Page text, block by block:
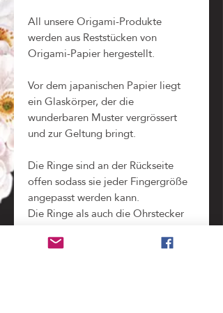
All unsere Origami-Produkte
werden aus Reststücken von
Origami-Papier hergestellt.
Vor dem japanischen Papier liegt
ein Glaskörper, der die
wunderbaren Muster vergrössert
und zur Geltung bringt.
Die Ringe sind an der Rückseite
offen sodass sie jeder Fingergröße
angepasst werden kann.
Die Ringe als auch die Ohrstecker